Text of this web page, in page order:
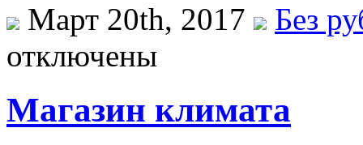
Март 20th, 2017
Без
отключены
Магазин климата